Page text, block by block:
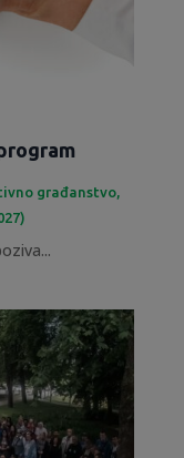
građanstvo,